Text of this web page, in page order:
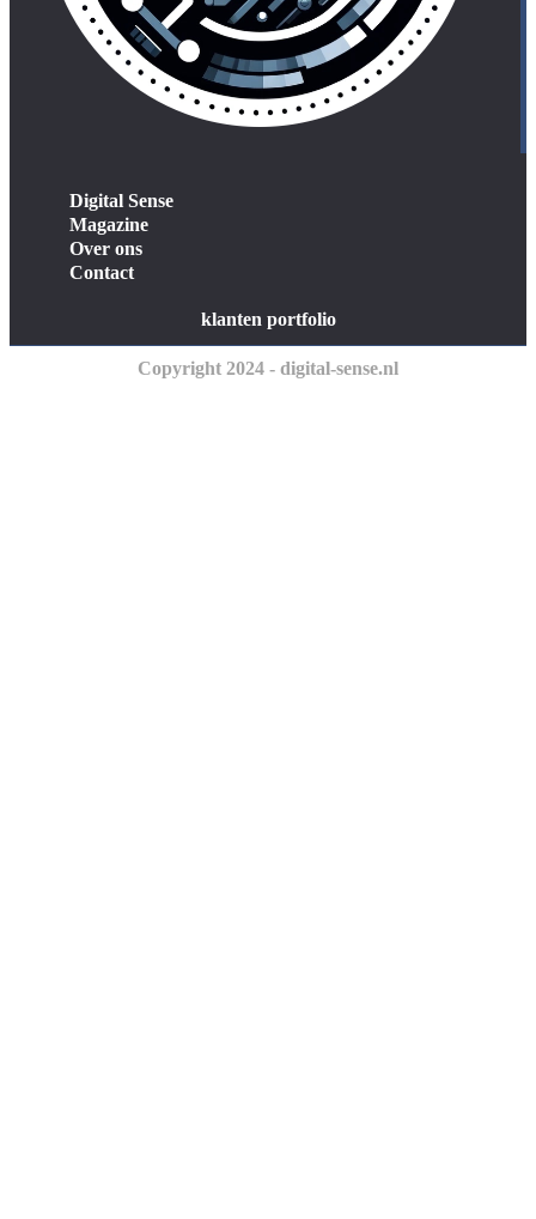
Digital Sense
Magazine
Over ons
Contact
klanten portfolio
Copyright 2024 - digital-sense.nl